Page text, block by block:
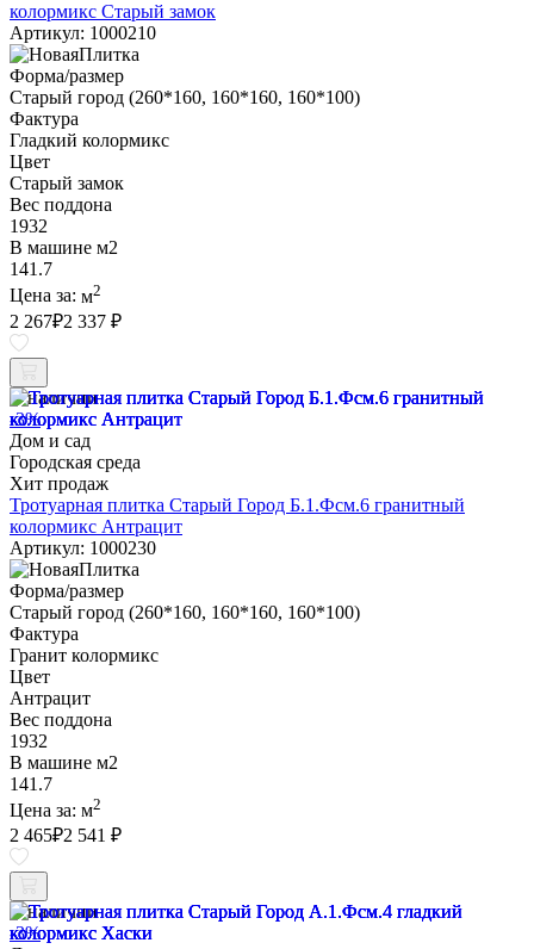
колормикс Старый замок
Артикул: 1000210
Форма/размер
Старый город (260*160, 160*160, 160*100)
Фактура
Гладкий колормикс
Цвет
Старый замок
Вес поддона
1932
В машине м2
141.7
Цена за: м2
2 267₽2 337 ₽
В наличии
-3%
Дом и сад
Городская среда
Хит продаж
Тротуарная плитка Старый Город Б.1.Фсм.6 гранитный
колормикс Антрацит
Артикул: 1000230
Форма/размер
Старый город (260*160, 160*160, 160*100)
Фактура
Гранит колормикс
Цвет
Антрацит
Вес поддона
1932
В машине м2
141.7
Цена за: м2
2 465₽2 541 ₽
В наличии
-3%